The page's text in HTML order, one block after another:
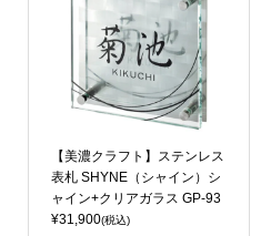
【美濃クラフト】ステンレス
表札 SHYNE（シャイン）シ
ャイン+クリアガラス GP-93
¥31,900(税込)